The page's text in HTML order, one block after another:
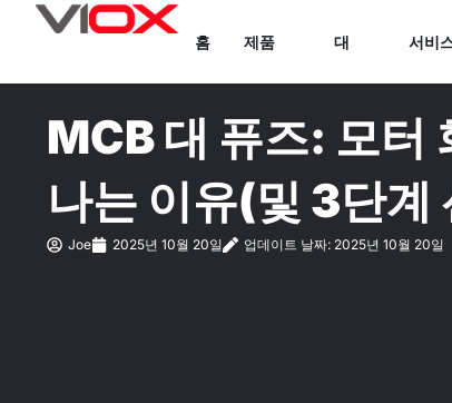
츠
홈 제품 대 서비
MCB 대 퓨즈: 모터
나는 이유(및 3단계
Joe 2025년 10월 20일 업데이트 날짜: 2025년 10월 20일